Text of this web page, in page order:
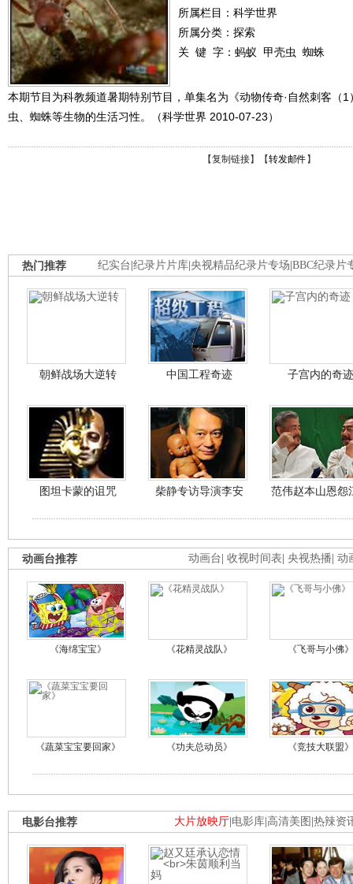
所属栏目： 科学世界
所属分类：探索
关 键 字： 蚂蚁 甲壳虫 蜘蛛
本期节目为科教频道暑期特别节目，单集名为《动物传奇·自然刺客（
虫、蜘蛛等生物的生活习性。（科学世界 2010-07-23）
【复制链接】【转发邮件 】
纪实台 纪录片片库 央视精品纪录片专场 BBC纪录片
热门推荐
朝鲜战场大逆转 中国工程奇迹 子宫内的奇迹
图坦卡蒙的诅咒 柴静专访导演李安 范伟赵本山恩怨
动画台 收视时间表 央视热播 动
动画台推荐
《海绵宝宝》 《花精灵战队》 《飞哥与小佛》
《蔬菜宝宝要回家》 《功夫总动员》 《竞技大联盟》
大片放映厅 电影库 高清美图 热辣资
电影台推荐